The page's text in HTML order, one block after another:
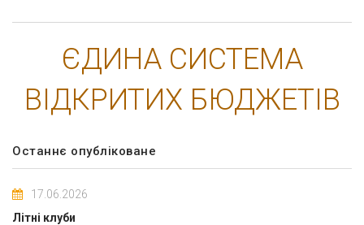
ЄДИНА СИСТЕМА
ВІДКРИТИХ БЮДЖЕТІВ
Останнє опубліковане
17.06.2026
Літні клуби